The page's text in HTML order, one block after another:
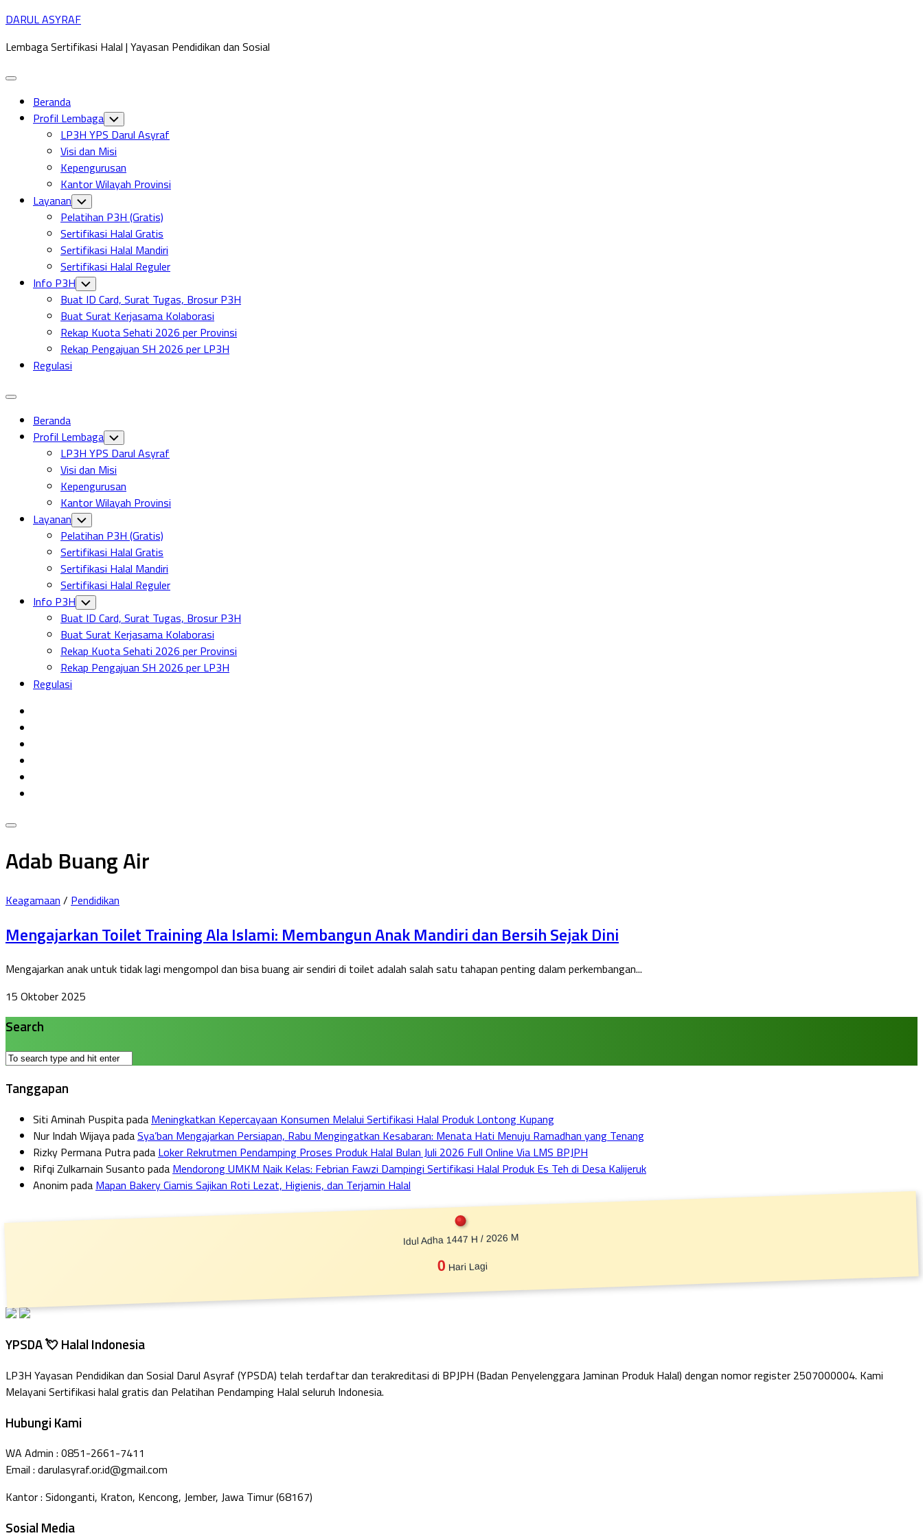
Skip
content
DARUL ASYRAF
Lembaga Sertifikasi Halal | Yayasan Pendidikan dan Sosial
Expand
Beranda
Profil Lembaga Toggle
Child
Menu
LP3H YPS Darul Asyraf
Visi dan Misi
Kepengurusan
Kantor Wilayah Provinsi
Layanan Toggle
Child
Menu
Pelatihan P3H (Gratis)
Sertifikasi Halal Gratis
Sertifikasi Halal Mandiri
Sertifikasi Halal Reguler
Info P3H Toggle
Child
Menu
Buat ID Card, Surat Tugas, Brosur P3H
Buat Surat Kerjasama Kolaborasi
Rekap Kuota Sehati 2026 per Provinsi
Rekap Pengajuan SH 2026 per LP3H
Regulasi
Expand
Beranda
Profil Lembaga Toggle
Child
Menu
LP3H YPS Darul Asyraf
Visi dan Misi
Kepengurusan
Kantor Wilayah Provinsi
Layanan Toggle
Child
Menu
Pelatihan P3H (Gratis)
Sertifikasi Halal Gratis
Sertifikasi Halal Mandiri
Sertifikasi Halal Reguler
Info P3H Toggle
Child
Menu
Buat ID Card, Surat Tugas, Brosur P3H
Buat Surat Kerjasama Kolaborasi
Rekap Kuota Sehati 2026 per Provinsi
Rekap Pengajuan SH 2026 per LP3H
Regulasi
Adab Buang Air
Keagamaan / Pendidikan
Mengajarkan Toilet Training Ala Islami: Membangun Anak Mandiri dan Bersih Sejak Dini
Mengajarkan anak untuk tidak lagi mengompol dan bisa buang air sendiri di toilet adalah salah satu tahapan penting dalam perkembangan...
15 Oktober 2025
Search
Tanggapan
Siti Aminah Puspitapada Meningkatkan Kepercayaan Konsumen Melalui Sertifikasi Halal Produk Lontong Kupang
Nur Indah WijayapadaSya’ban Mengajarkan Persiapan, Rabu Mengingatkan Kesabaran: Menata Hati Menuju Ramadhan yang Tenang
Rizky Permana Putrapada Loker Rekrutmen Pendamping Proses Produk Halal Bulan Juli 2026 Full Online Via LMS BPJPH
Rifqi Zulkarnain Susanto pada Mendorong UMKM Naik Kelas: Febrian Fawzi Dampingi Sertifikasi Halal Produk Es Teh di Desa Kalijeruk
Anonim pada Mapan Bakery Ciamis Sajikan Roti Lezat, Higienis, dan Terjamin Halal
Idul Adha 1447 H / 2026 M
0 Hari Lagi
YPSDA 💘 Halal Indonesia
LP3H Yayasan Pendidikan dan Sosial Darul Asyraf (YPSDA) telah terdaftar dan terakreditasi di BPJPH (Badan Penyelenggara Jaminan Produk Halal) dengan nomor register 2507000004. Kami
Melayani Sertifikasi halal gratis dan Pelatihan Pendamping Halal seluruh Indonesia.
Hubungi Kami
WA Admin : 0851-2661-7411
Email : darulasyraf.or.id@gmail.com
Kantor : Sidonganti, Kraton, Kencong, Jember, Jawa Timur (68167)
Sosial Media